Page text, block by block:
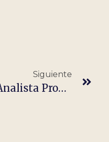
Siguiente
Analista Programador/a C/C++